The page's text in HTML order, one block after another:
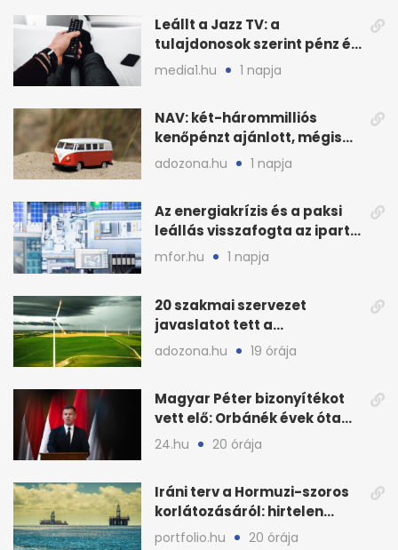
Leállt a Jazz TV: a
tulajdonosok szerint pénz és
szabályok döntöttek
media1.hu 1 napja
NAV: két-hárommilliós
kenőpénzt ajánlott, mégis
lefoglalták a hamis árut
adozona.hu 1 napja
Az energiakrízis és a paksi
leállás visszafogta az ipart,
nyáron kisebb a kár
mfor.hu 1 napja
20 szakmai szervezet
javaslatot tett a
fenntartható szélenergia-
adozona.hu 19 órája
Magyar Péter bizonyítékot
vett elő: Orbánék évek óta
tudtak az energiarendszer
összeomlásáról
24.hu 20 órája
Iráni terv a Hormuzi-szoros
korlátozásáról: hirtelen
megugrott az olajár
portfolio.hu 20 órája